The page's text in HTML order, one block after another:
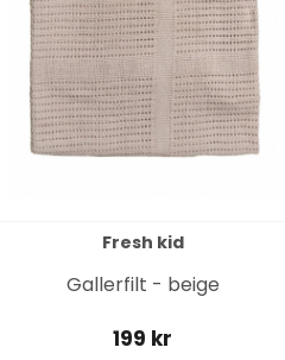
Fresh kid
Gallerfilt - beige
199 kr